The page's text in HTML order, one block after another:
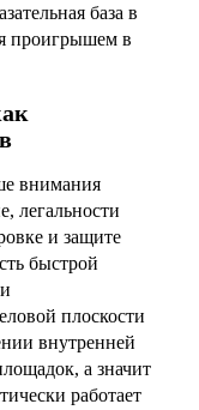
база в
проигрышем в
внимания
легальности
и защите
быстрой
плоскости
внутренней
а значит
работает